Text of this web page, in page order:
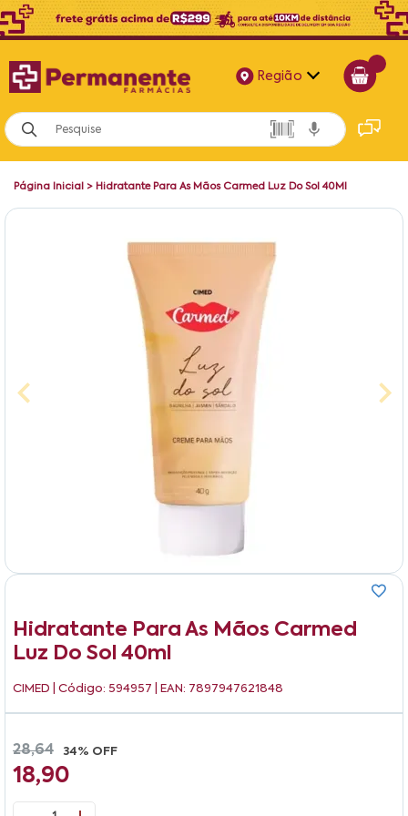
Região
Alagoas
Bahia
Página Inicial > Hidratante Para As Mãos Carmed Luz Do Sol 40Ml
Hidratante Para As Mãos Carmed
Luz Do Sol 40ml
CIMED | Código: 594957 | EAN: 7897947621848
28,64 34% OFF
18,90